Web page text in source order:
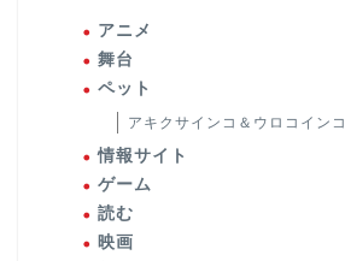
アニメ
舞台
ペット
アキクサインコ＆ウロコインコ
情報サイト
ゲーム
読む
映画